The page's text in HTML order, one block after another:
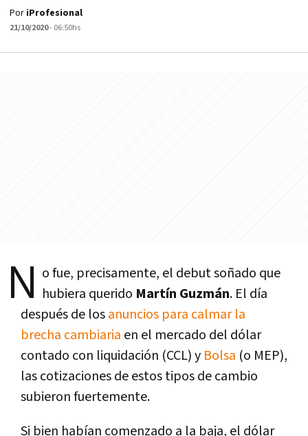
Por iProfesional
21/10/2020- 06:50hs
N o fue, precisamente, el debut soñado que
hubiera querido Martín Guzmán. El día
después de losanuncios para calmar la
brecha cambiaria en el mercado del dólar
contado con liquidación (CCL) y Bolsa (o MEP),
las cotizaciones de estos tipos de cambio
subieron fuertemente.
Si bien habían comenzado a la baja, el dólar